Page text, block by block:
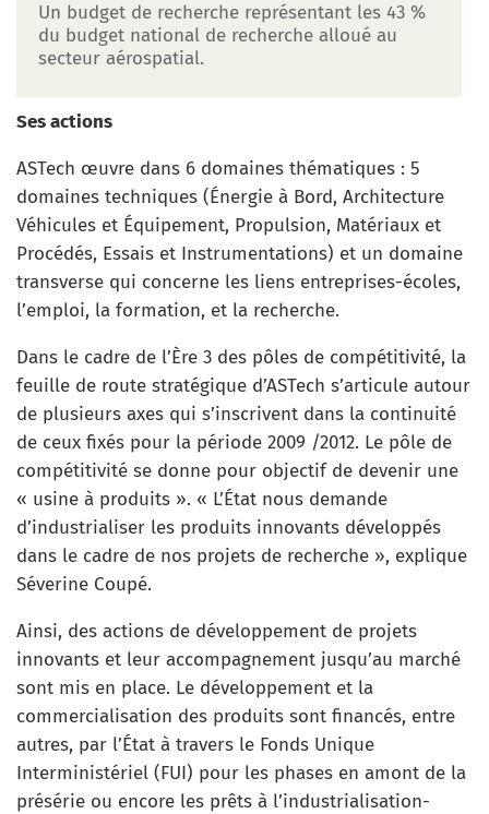
Un budget de recherche représentant les 43 %
du budget national de recherche alloué au
secteur aérospatial.
Ses actions
ASTech œuvre dans 6 domaines thématiques : 5
domaines techniques (Énergie à Bord, Architecture
Véhicules et Équipement, Propulsion, Matériaux et
Procédés, Essais et Instrumentations) et un domaine
transverse qui concerne les liens entreprises-écoles,
l’emploi, la formation, et la recherche.
Dans le cadre de l’Ère 3 des pôles de compétitivité, la
feuille de route stratégique d’ASTech s’articule autour
de plusieurs axes qui s’inscrivent dans la continuité
de ceux fixés pour la période 2009 /2012. Le pôle de
compétitivité se donne pour objectif de devenir une
« usine à produits ». « L’État nous demande
d’industrialiser les produits innovants développés
dans le cadre de nos projets de recherche », explique
Séverine Coupé.
Ainsi, des actions de développement de projets
innovants et leur accompagnement jusqu’au marché
sont mis en place. Le développement et la
commercialisation des produits sont financés, entre
autres, par l’État à travers le Fonds Unique
Interministériel (FUI) pour les phases en amont de la
présérie ou encore les prêts à l’industrialisation-